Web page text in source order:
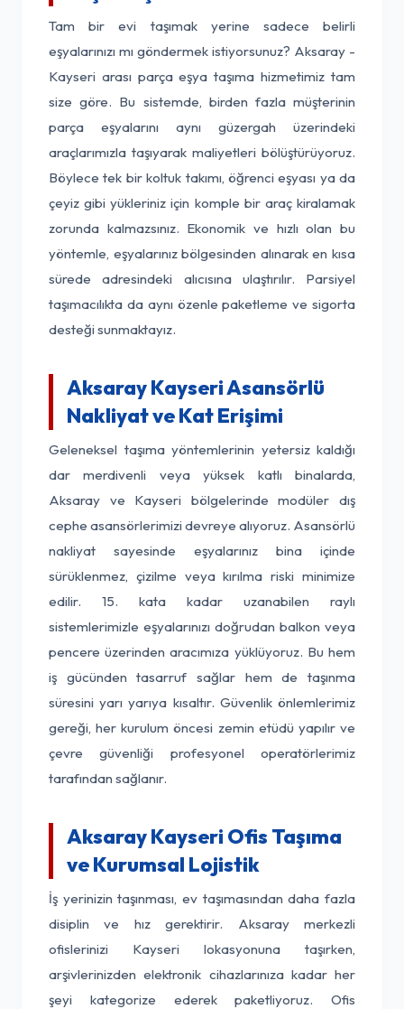
Tam bir evi taşımak yerine sadece belirli
eşyalarınızı mı göndermek istiyorsunuz? Aksaray -
Kayseri arası parça eşya taşıma hizmetimiz tam
size göre. Bu sistemde, birden fazla müşterinin
parça eşyalarını aynı güzergah üzerindeki
araçlarımızla taşıyarak maliyetleri bölüştürüyoruz.
Böylece tek bir koltuk takımı, öğrenci eşyası ya da
çeyiz gibi yükleriniz için komple bir araç kiralamak
zorunda kalmazsınız. Ekonomik ve hızlı olan bu
yöntemle, eşyalarınız bölgesinden alınarak en kısa
sürede adresindeki alıcısına ulaştırılır. Parsiyel
taşımacılıkta da aynı özenle paketleme ve sigorta
desteği sunmaktayız.
Aksaray Kayseri Asansörlü
Nakliyat ve Kat Erişimi
Geleneksel taşıma yöntemlerinin yetersiz kaldığı
dar merdivenli veya yüksek katlı binalarda,
Aksaray ve Kayseri bölgelerinde modüler dış
cephe asansörlerimizi devreye alıyoruz. Asansörlü
nakliyat sayesinde eşyalarınız bina içinde
sürüklenmez, çizilme veya kırılma riski minimize
edilir. 15. kata kadar uzanabilen raylı
sistemlerimizle eşyalarınızı doğrudan balkon veya
pencere üzerinden aracımıza yüklüyoruz. Bu hem
iş gücünden tasarruf sağlar hem de taşınma
süresini yarı yarıya kısaltır. Güvenlik önlemlerimiz
gereği, her kurulum öncesi zemin etüdü yapılır ve
çevre güvenliği profesyonel operatörlerimiz
tarafından sağlanır.
Aksaray Kayseri Ofis Taşıma
ve Kurumsal Lojistik
İş yerinizin taşınması, ev taşımasından daha fazla
disiplin ve hız gerektirir. Aksaray merkezli
ofislerinizi Kayseri lokasyonuna taşırken,
arşivlerinizden elektronik cihazlarınıza kadar her
şeyi kategorize ederek paketliyoruz. Ofis